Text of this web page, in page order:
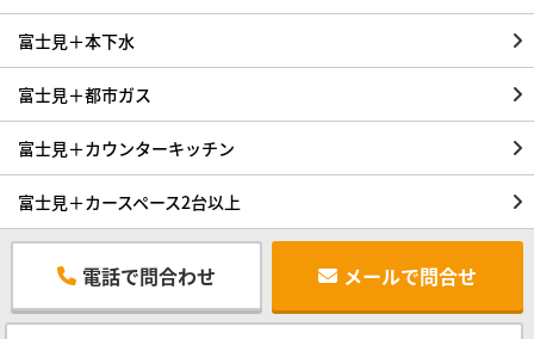
富士見＋本下水
富士見＋都市ガス
富士見＋カウンターキッチン
富士見＋カースペース2台以上
電話で問合わせ メールで問合せ